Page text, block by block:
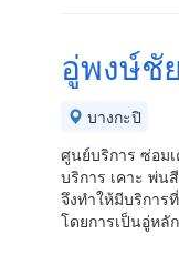
อู่พงษ์ชั
บางกะปิ
ศูนย์บริการ ซ่อม
บริการ เคาะ พ่
จึงทำให้มีบริการ
โดยการเป็นอู่หลั